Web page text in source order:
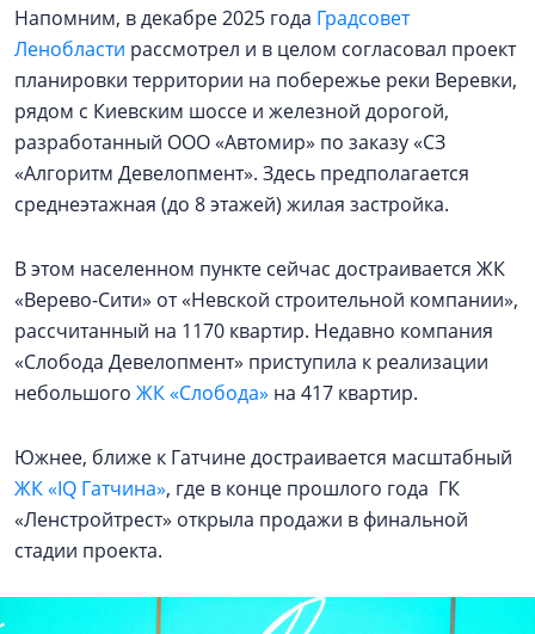
Напомним, в декабре 2025 года Градсовет
Ленобласти рассмотрел и в целом согласовал проект
планировки территории на побережье реки Веревки,
рядом с Киевским шоссе и железной дорогой,
разработанный ООО «Автомир» по заказу «СЗ
«Алгоритм Девелопмент». Здесь предполагается
среднеэтажная (до 8 этажей) жилая застройка.
В этом населенном пункте сейчас достраивается ЖК
«Верево-Сити» от «Невской строительной компании»,
рассчитанный на 1170 квартир. Недавно компания
«Слобода Девелопмент» приступила к реализации
небольшого ЖК «Слобода» на 417 квартир.
Южнее, ближе к Гатчине достраивается масштабный
ЖК «IQ Гатчина», где в конце прошлого года ГК
«Ленстройтрест» открыла продажи в финальной
стадии проекта.